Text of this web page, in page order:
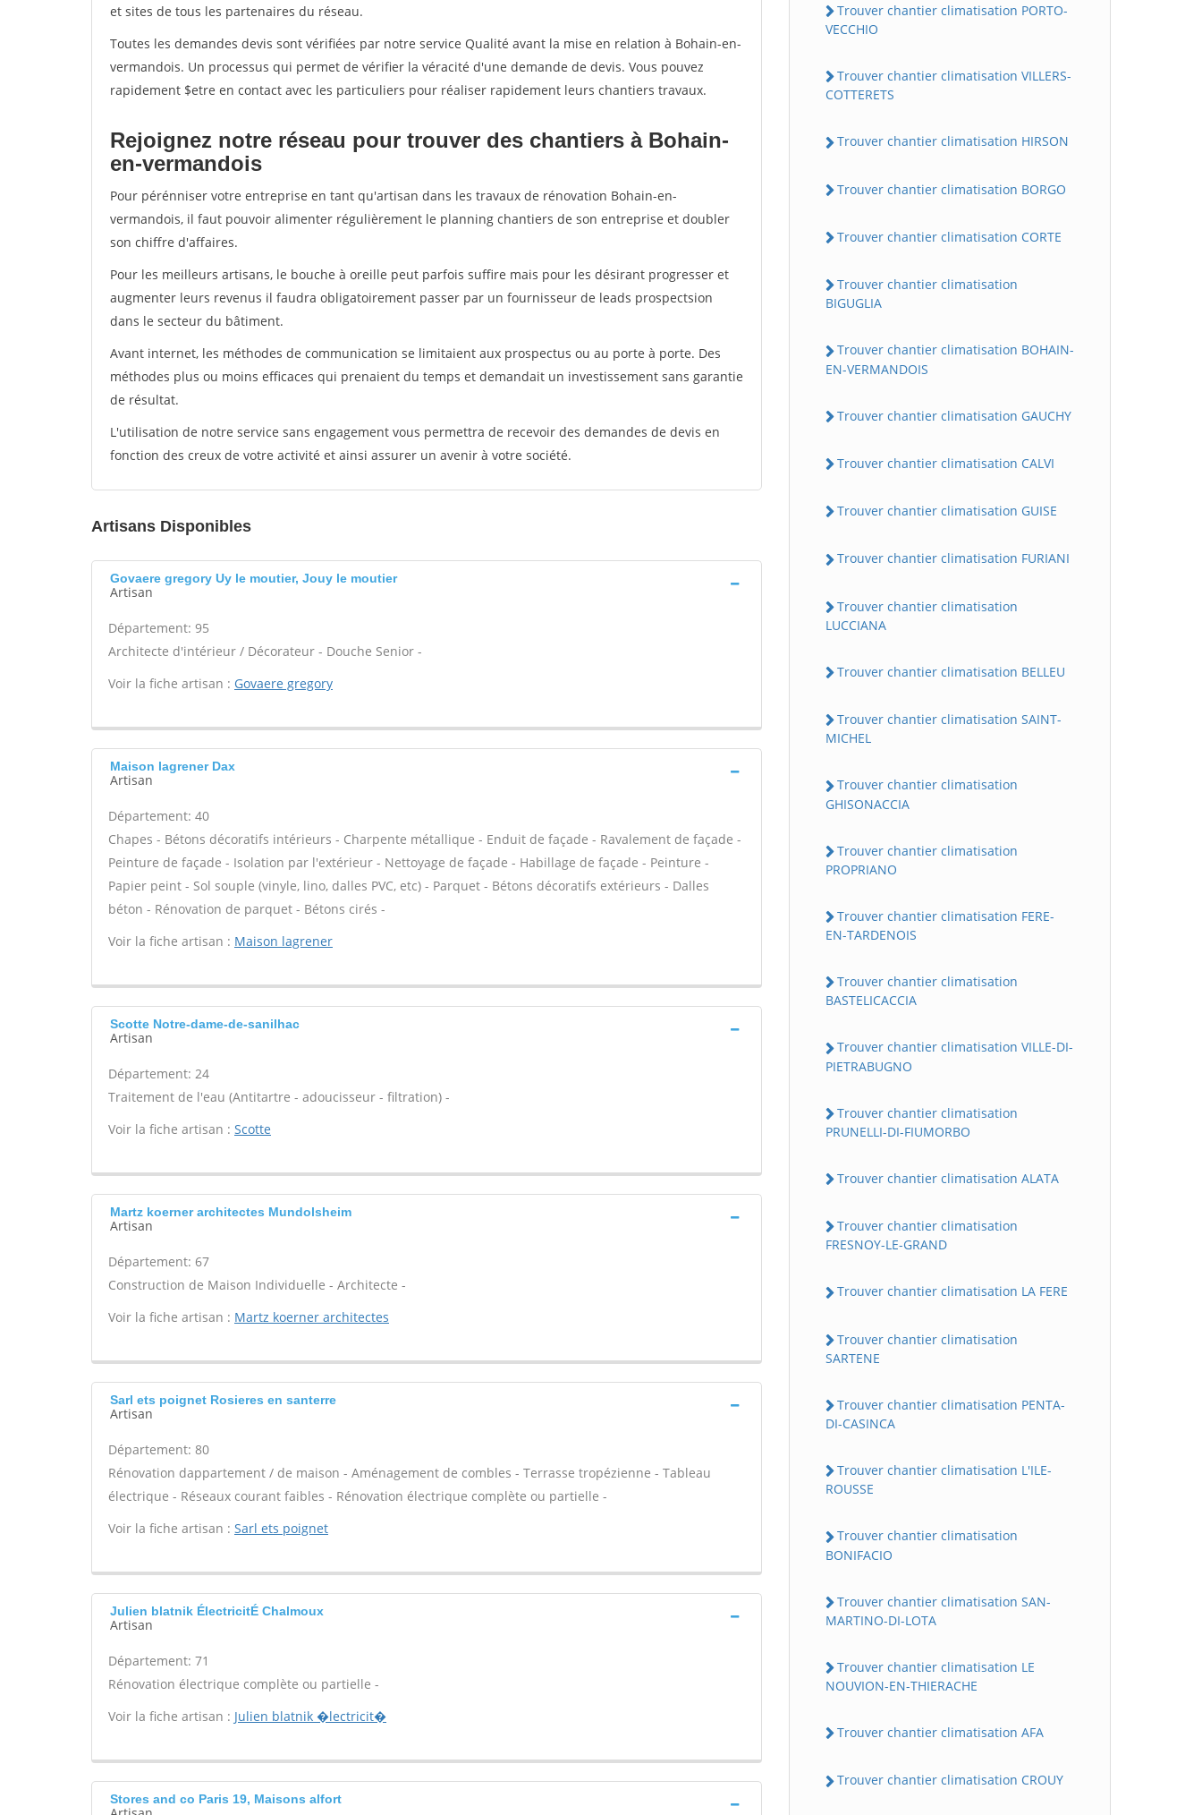
et sites de tous les partenaires du réseau.
Toutes les demandes devis sont vérifiées par notre service Qualité avant la mise en relation à Bohain-en-
vermandois. Un processus qui permet de vérifier la véracité d'une demande de devis. Vous pouvez
rapidement $etre en contact avec les particuliers pour réaliser rapidement leurs chantiers travaux.
Rejoignez notre réseau pour trouver des chantiers à Bohain-
en-vermandois
Pour pérénniser votre entreprise en tant qu'artisan dans les travaux de rénovation Bohain-en-
vermandois, il faut pouvoir alimenter régulièrement le planning chantiers de son entreprise et doubler
son chiffre d'affaires.
Pour les meilleurs artisans, le bouche à oreille peut parfois suffire mais pour les désirant progresser et
augmenter leurs revenus il faudra obligatoirement passer par un fournisseur de leads prospectsion
dans le secteur du bâtiment.
Avant internet, les méthodes de communication se limitaient aux prospectus ou au porte à porte. Des
méthodes plus ou moins efficaces qui prenaient du temps et demandait un investissement sans garantie
de résultat.
L'utilisation de notre service sans engagement vous permettra de recevoir des demandes de devis en
fonction des creux de votre activité et ainsi assurer un avenir à votre société.
Artisans Disponibles
Govaere gregory Uy le moutier, Jouy le moutier
Artisan
Département: 95
Architecte d'intérieur / Décorateur - Douche Senior -
Voir la fiche artisan : Govaere gregory
Maison lagrener Dax
Artisan
Département: 40
Chapes - Bétons décoratifs intérieurs - Charpente métallique - Enduit de façade - Ravalement de façade -
Peinture de façade - Isolation par l'extérieur - Nettoyage de façade - Habillage de façade - Peinture -
Papier peint - Sol souple (vinyle, lino, dalles PVC, etc) - Parquet - Bétons décoratifs extérieurs - Dalles
béton - Rénovation de parquet - Bétons cirés -
Voir la fiche artisan : Maison lagrener
Scotte Notre-dame-de-sanilhac
Artisan
Département: 24
Traitement de l'eau (Antitartre - adoucisseur - filtration) -
Voir la fiche artisan : Scotte
Martz koerner architectes Mundolsheim
Artisan
Département: 67
Construction de Maison Individuelle - Architecte -
Voir la fiche artisan : Martz koerner architectes
Sarl ets poignet Rosieres en santerre
Artisan
Département: 80
Rénovation dappartement / de maison - Aménagement de combles - Terrasse tropézienne - Tableau
électrique - Réseaux courant faibles - Rénovation électrique complète ou partielle -
Voir la fiche artisan : Sarl ets poignet
Julien blatnik ÉlectricitÉ Chalmoux
Artisan
Département: 71
Rénovation électrique complète ou partielle -
Voir la fiche artisan : Julien blatnik �lectricit�
Stores and co Paris 19, Maisons alfort
Trouver chantier climatisation PORTO-
VECCHIO
Trouver chantier climatisation VILLERS-
COTTERETS
Trouver chantier climatisation HIRSON
Trouver chantier climatisation BORGO
Trouver chantier climatisation CORTE
Trouver chantier climatisation
BIGUGLIA
Trouver chantier climatisation BOHAIN-
EN-VERMANDOIS
Trouver chantier climatisation GAUCHY
Trouver chantier climatisation CALVI
Trouver chantier climatisation GUISE
Trouver chantier climatisation FURIANI
Trouver chantier climatisation
LUCCIANA
Trouver chantier climatisation BELLEU
Trouver chantier climatisation SAINT-
MICHEL
Trouver chantier climatisation
GHISONACCIA
Trouver chantier climatisation
PROPRIANO
Trouver chantier climatisation FERE-
EN-TARDENOIS
Trouver chantier climatisation
BASTELICACCIA
Trouver chantier climatisation VILLE-DI-
PIETRABUGNO
Trouver chantier climatisation
PRUNELLI-DI-FIUMORBO
Trouver chantier climatisation ALATA
Trouver chantier climatisation
FRESNOY-LE-GRAND
Trouver chantier climatisation LA FERE
Trouver chantier climatisation
SARTENE
Trouver chantier climatisation PENTA-
DI-CASINCA
Trouver chantier climatisation L'ILE-
ROUSSE
Trouver chantier climatisation
BONIFACIO
Trouver chantier climatisation SAN-
MARTINO-DI-LOTA
Trouver chantier climatisation LE
NOUVION-EN-THIERACHE
Trouver chantier climatisation AFA
Trouver chantier climatisation CROUY